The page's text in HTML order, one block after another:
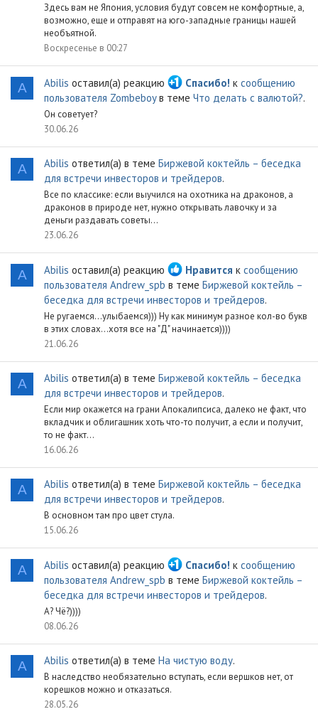
Здесь вам не Япония, условия будут совсем не комфортные, а,
возможно, еще и отправят на юго-западные границы нашей
необъятной.
Воскресенье в 00:27
A Abilis оставил(а) реакцию Спасибо! к сообщению
пользователя Zombeboyв теме Что делать с валютой?.
Он советует?
30.06.26
A Abilis ответил(а) в теме Биржевой коктейль – беседка
для встречи инвесторов и трейдеров.
Все по классике: если выучился на охотника на драконов, а
драконов в природе нет, нужно открывать лавочку и за
деньги раздавать советы...
23.06.26
A Abilis оставил(а) реакцию Нравится к сообщению
пользователя Andrew_spb в теме Биржевой коктейль –
беседка для встречи инвесторов и трейдеров.
Не ругаемся...улыбаемся))) Ну как минимум разное кол-во букв
в этих словах...хотя все на "Д" начинается))))
21.06.26
A Abilis ответил(а) в теме Биржевой коктейль – беседка
для встречи инвесторов и трейдеров.
Если мир окажется на грани Апокалипсиса, далеко не факт, что
вкладчик и облигашник хоть что-то получит, а если и получит,
то не факт...
16.06.26
A Abilis ответил(а) в теме Биржевой коктейль – беседка
для встречи инвесторов и трейдеров.
В основном там про цвет стула.
15.06.26
A Abilis оставил(а) реакцию Спасибо! к сообщению
пользователя Andrew_spb в теме Биржевой коктейль –
беседка для встречи инвесторов и трейдеров.
А? Чё?))))
08.06.26
A Abilis ответил(а) в теме На чистую воду.
В наследство необязательно вступать, если вершков нет, от
корешков можно и отказаться.
28.05.26